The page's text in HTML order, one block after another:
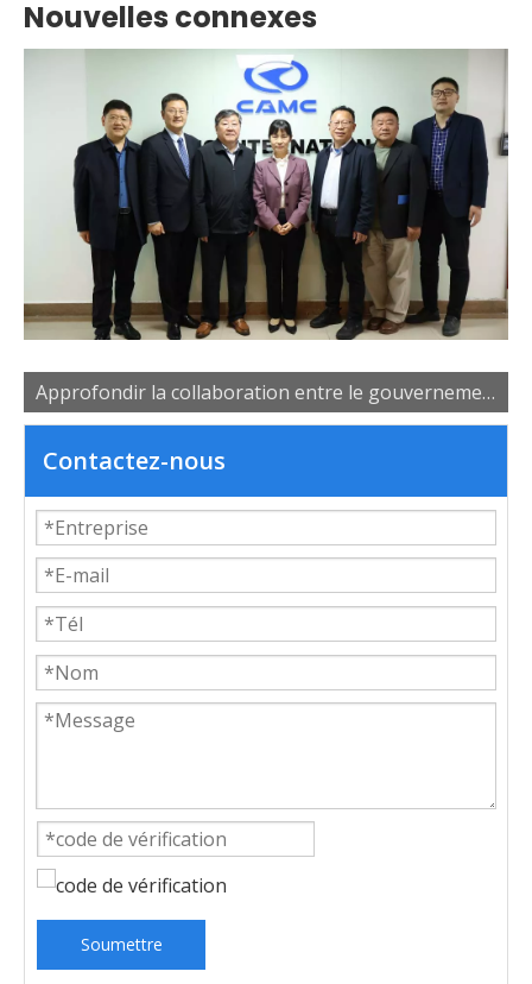
Nouvelles connexes
Approfondir la collaboration entre le gouvernement, les universités et les entreprises pour favoriser le développement des talents industriels
Contactez-nous
Soumettre